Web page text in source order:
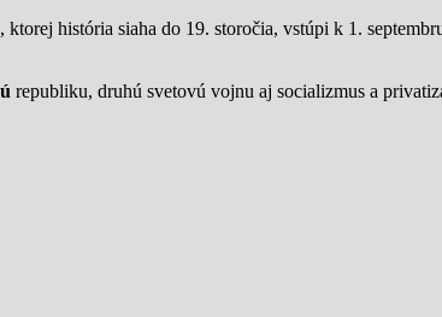
, ktorej história siaha do 19. storočia, vstúpi k 1.
republiku, druhú svetovú vojnu aj socializmus a